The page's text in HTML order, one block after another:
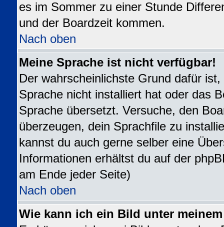
es im Sommer zu einer Stunde
und der Boardzeit kommen.
Nach oben
Meine Sprache ist nicht verfügbar!
Der wahrscheinlichste Grund dafür
Sprache nicht installiert hat oder das
Sprache übersetzt. Versuche, den
überzeugen, dein Sprachfile zu
kannst du auch gerne selber eine
Informationen erhältst du auf der
am Ende jeder Seite)
Nach oben
Wie kann ich ein Bild unter